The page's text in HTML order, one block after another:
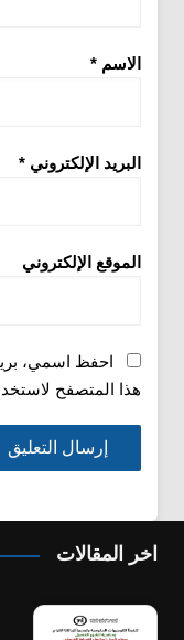
الاسم *
البريد الإلكتروني *
الموقع الإلكتروني
احفظ اسمي،
هذا المتصفح
اخر المقالات